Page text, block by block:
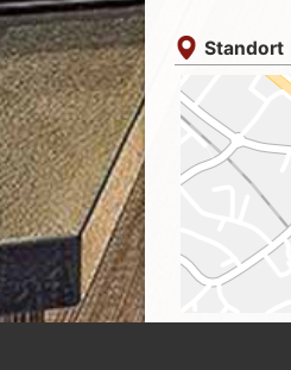
Standort